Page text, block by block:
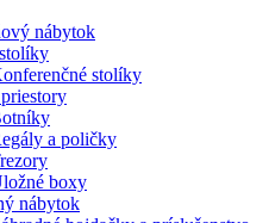
nábytok
stolíky
a poličky
boxy
nábytok